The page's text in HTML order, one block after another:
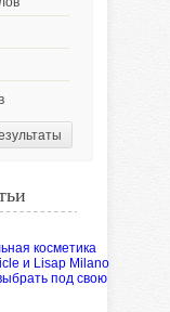
косметика
и Lisap Milano
под свою